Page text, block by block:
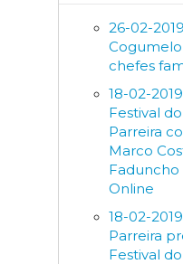
26-02-
chefes
18-02-
Festival
Parreira
Marco
Online
18-02-
Parreira
Festival